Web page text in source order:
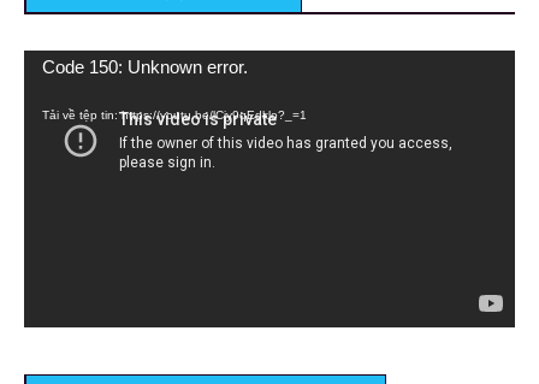
Trình
Code 150: Unknown error.
Tải về tệp tin: https://youtu.be/lCiy9qEdklo?_=1